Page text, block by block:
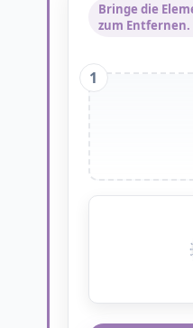
Bringe die
zum Entfernen.
1